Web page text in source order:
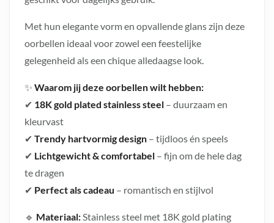
Met hun elegante vorm en opvallende glans zijn deze
oorbellen ideaal voor zowel een feestelijke
gelegenheid als een chique alledaagse look.
✨ Waarom jij deze oorbellen wilt hebben:
✔ 18K gold plated stainless steel – duurzaam en
kleurvast
✔ Trendy hartvormig design – tijdloos én speels
✔ Lichtgewicht & comfortabel – fijn om de hele dag
te dragen
✔ Perfect als cadeau – romantisch en stijlvol
🔹 Materiaal: Stainless steel met 18K gold plating